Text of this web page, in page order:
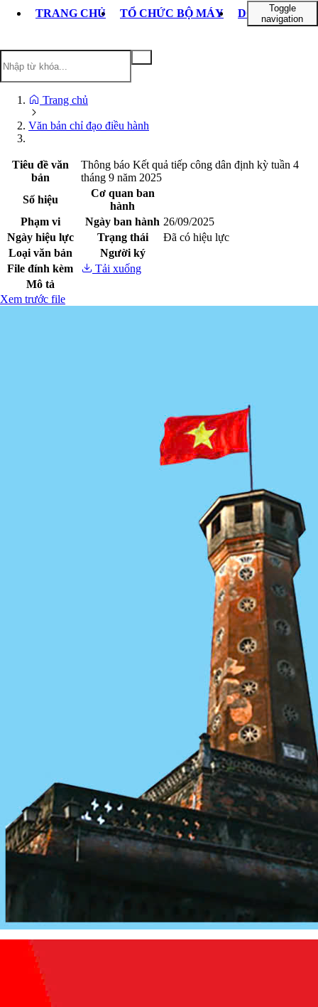
TRANG CHỦ TỔ CHỨC BỘ MÁY DOANHToggle
navigation
Trang chủ
Văn bản chỉ đạo điều hành
Tiêu đề văn
bản
Thông báo Kết quả tiếp công dân định kỳ tuần 4
tháng 9 năm 2025
Số hiệu
Cơ quan ban
hành
Phạm vi
Ngày ban hành 26/09/2025
Ngày hiệu lực
Trạng thái
Đã có hiệu lực
Loại văn bản
Người ký
File đính kèm
Tải xuống
Mô tả
Xem trước file